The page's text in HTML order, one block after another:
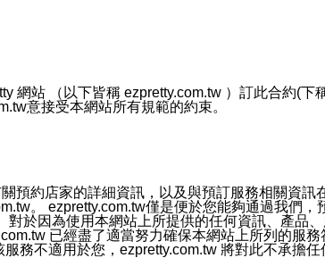
個條件者，將可收到通知型訊息。
網站 （以下皆稱 ezpretty.com.tw ）訂此合約(下
意接受本網站所有規範的約束。
預約店家的詳細資訊，以及與預訂服務相關資訊
。 ezpretty.com.tw僅是便於您能夠通過我們，
於因為使用本網站上所提供的任何資訊、產品
已經盡了適當努力確保本網站上所列的服
務不適用於您，ezpretty.com.tw 將對此不承擔任